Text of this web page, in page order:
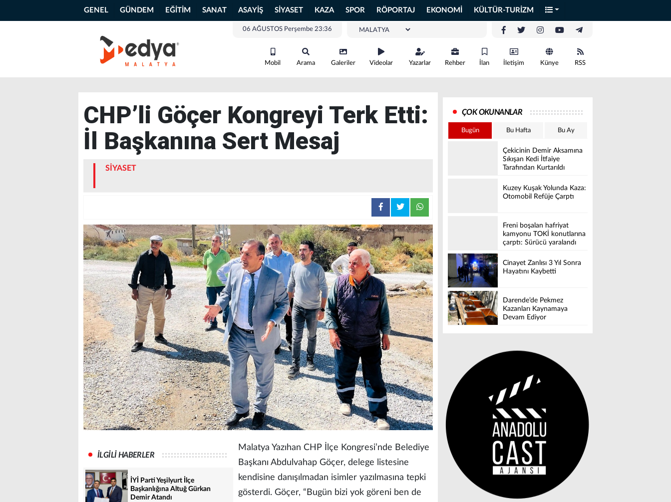
GENEL GÜNDEM EĞİTİM SANAT ASAYİŞ SİYASET KAZA SPOR RÖPORTAJ EKONOMİ KÜLTÜR-TURİZM
06 AĞUSTOS Perşembe 23:36
Mobil Arama Galeriler Videolar Yazarlar Rehber İlan İletişim Künye RSS
CHP’li Göçer Kongreyi Terk Etti:
İl Başkanına Sert Mesaj
SİYASET
İLGİLİ HABERLER
İYİ Parti Yeşilyurt İlçe
Başkanlığına Altuğ Gürkan
Demir Atandı
Malatya Yazıhan CHP İlçe Kongresi’nde Belediye
Başkanı Abdulvahap Göçer, delege listesine
kendisine danışılmadan isimler yazılmasına tepki
gösterdi. Göçer, “Bugün bizi yok göreni ben de
ÇOK OKUNANLAR
Bugün Bu Hafta Bu Ay
Çekicinin Demir Aksamına
Sıkışan Kedi İtfaiye
Tarafından Kurtarıldı
Kuzey Kuşak Yolunda Kaza:
Otomobil Refüje Çarptı
Freni boşalan hafriyat
kamyonu TOKİ konutlarına
çarptı: Sürücü yaralandı
Cinayet Zanlısı 3 Yıl Sonra
Hayatını Kaybetti
Darende’de Pekmez
Kazanları Kaynamaya
Devam Ediyor